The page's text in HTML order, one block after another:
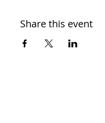
Share this event